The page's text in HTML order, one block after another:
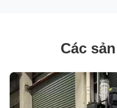
Các